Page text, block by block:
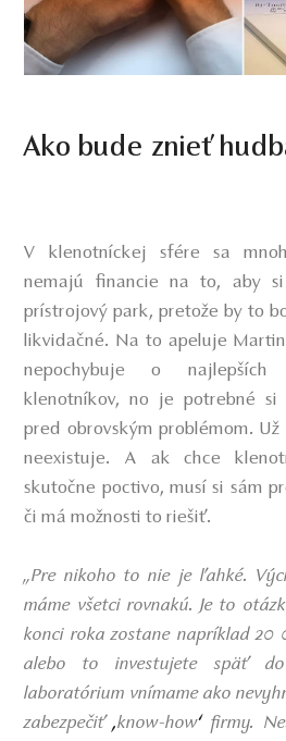
Ako bude znieť
V klenotníckej sfére sa
nemajú financie na to, aby si
prístrojový park, pretože by to
likvidačné. Na to apeluje
nepochybuje o najlepších
klenotníkov, no je potrebné si
pred obrovským problémom.
neexistuje. A ak chce
skutočne poctivo, musí si sám
či má možnosti to riešiť.
„Pre nikoho to nie je ľahké.
máme všetci rovnakú. Je to
konci roka zostane napríklad
alebo to investujete späť
laboratórium vnímame ako
zabezpečiť,know-how‘ firmy.